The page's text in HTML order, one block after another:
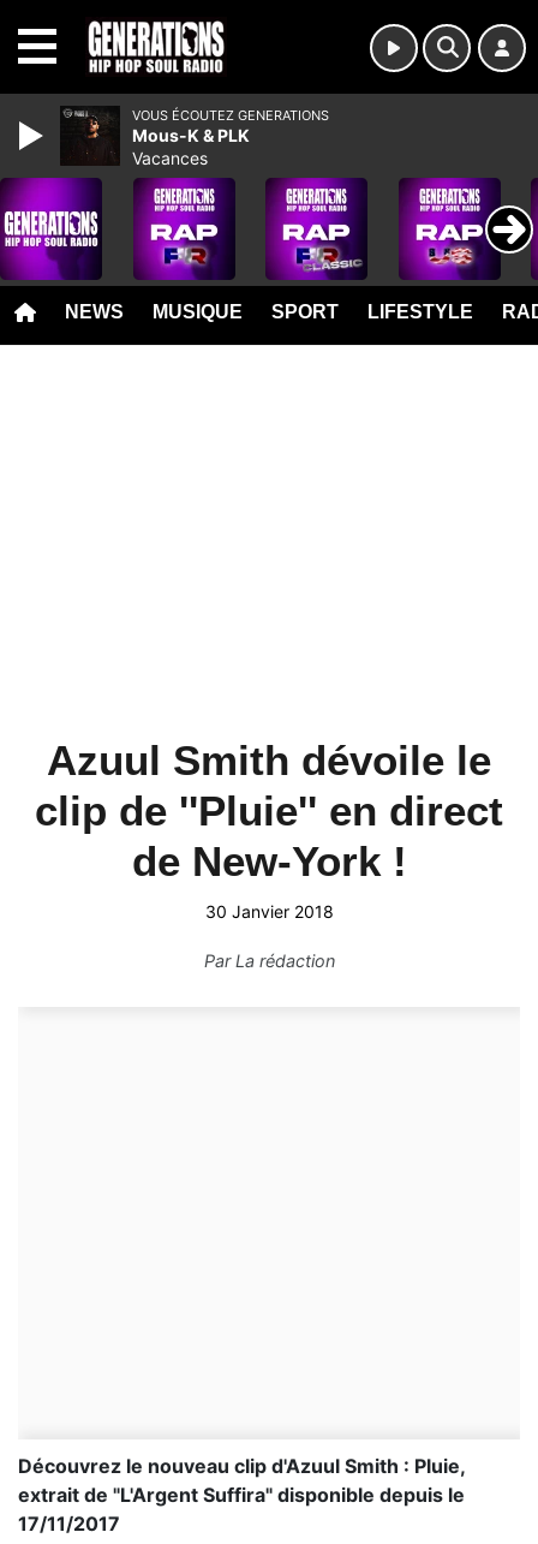
NEWS MUSIQUE SPORT LIFESTYLE
Azuul Smith dévoile le
clip de ''Pluie'' en direct
de New-York !
30 Janvier 2018
ParLa rédaction
Découvrez le nouveau clip d'Azuul Smith : Pluie,
extrait de "L'Argent Suffira" disponible depuis le
17/11/2017
VOUS ÉCOUTEZ GENERATIONS
Mous-K & PLK
Vacances